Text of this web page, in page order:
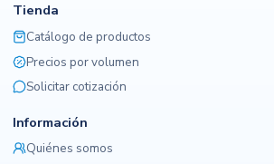
Tienda
Catálogo de productos
Precios por volumen
Solicitar cotización
Información
Quiénes somos